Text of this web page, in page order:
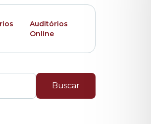
Auditórios
Online
Buscar